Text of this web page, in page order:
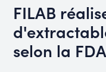
FILAB
selon la